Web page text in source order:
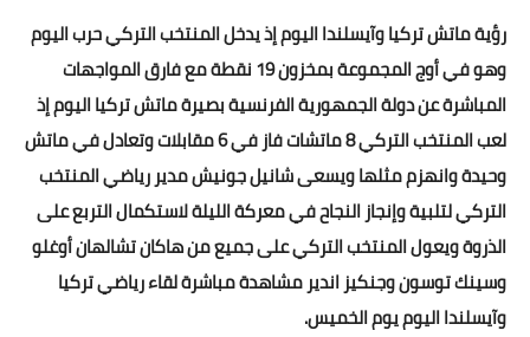
رؤية ماتش تركيا وآيسلندا اليوم إذ يدخل المنتخب التركي حرب اليوم
وهو في أوج المجموعة بمخزون 19 نقطة مع فارق المواجهات
المباشرة عن دولة الجمهورية الفرنسية بصيرة ماتش تركيا اليوم إذ
لعب المنتخب التركي 8 ماتشات فاز في 6 مقابلات وتعادل في ماتش
وحيدة وانهزم مثلها ويسعى شانيل جونيش مدير رياضي المنتخب
التركي لتلبية وإنجاز النجاح في معركة الليلة لاستكمال التربع على
الذروة ويعول المنتخب التركي على جميع من هاكان تشالهان أوغلو
وسينك توسون وجنكيز اندير مشاهدة مباشرة لقاء رياضي تركيا
وآيسلندا اليوم يوم الخميس.